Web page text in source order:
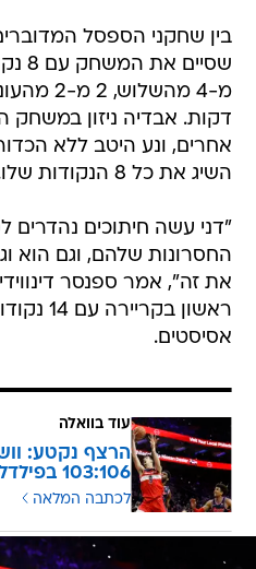
בין שחקני הספסל
דקות. אבדיה ניזון
אחרים, ונע היטב ללא
השיג את כל 8 הנקודות שלו.
"דני עשה חיתוכים נהדרים
החסרונות שלהם, וגם הוא
את זה", אמר ספנסר
אסיסטים.
עוד בוואלה
הרצף נקטע:
103:106 בפילדלפיה, 8 ו-9 ריב' לאבדיה
לכתבה המלאה